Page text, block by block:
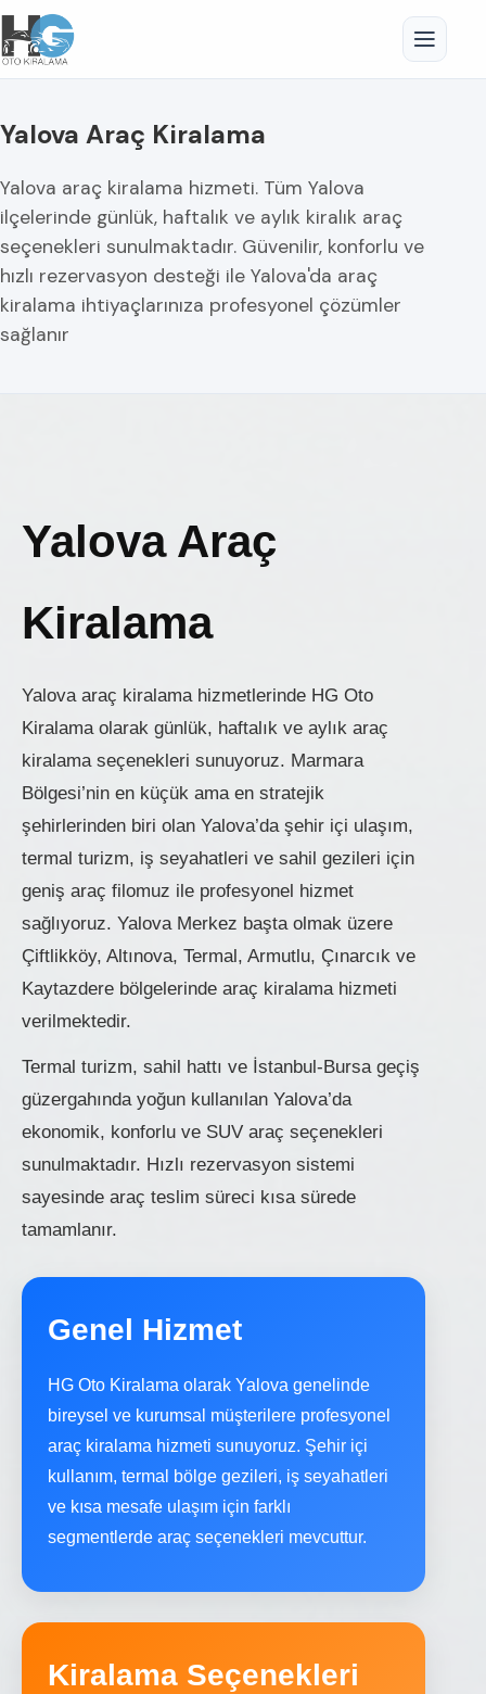
Yalova Araç Kiralama
Yalova araç kiralama hizmeti. Tüm Yalova
ilçelerinde günlük, haftalık ve aylık kiralık araç
seçenekleri sunulmaktadır. Güvenilir, konforlu ve
hızlı rezervasyon desteği ile Yalova'da araç
kiralama ihtiyaçlarınıza profesyonel çözümler
sağlanır
Yalova Araç
Kiralama
Yalova araç kiralama hizmetlerinde HG Oto
Kiralama olarak günlük, haftalık ve aylık araç
kiralama seçenekleri sunuyoruz. Marmara
Bölgesi’nin en küçük ama en stratejik
şehirlerinden biri olan Yalova’da şehir içi ulaşım,
termal turizm, iş seyahatleri ve sahil gezileri için
geniş araç filomuz ile profesyonel hizmet
sağlıyoruz. Yalova Merkez başta olmak üzere
Çiftlikköy, Altınova, Termal, Armutlu, Çınarcık ve
Kaytazdere bölgelerinde araç kiralama hizmeti
verilmektedir.
Termal turizm, sahil hattı ve İstanbul-Bursa geçiş
güzergahında yoğun kullanılan Yalova’da
ekonomik, konforlu ve SUV araç seçenekleri
sunulmaktadır. Hızlı rezervasyon sistemi
sayesinde araç teslim süreci kısa sürede
tamamlanır.
Genel Hizmet
HG Oto Kiralama olarak Yalova genelinde
bireysel ve kurumsal müşterilere profesyonel
araç kiralama hizmeti sunuyoruz. Şehir içi
kullanım, termal bölge gezileri, iş seyahatleri
ve kısa mesafe ulaşım için farklı
segmentlerde araç seçenekleri mevcuttur.
Kiralama Seçenekleri